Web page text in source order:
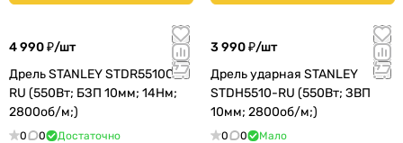
4 990 ₽/шт
Дрель STANLEY STDR5510C-
RU (550Вт; БЗП 10мм; 14Нм;
2800об/м;)
0 0 Достаточно
3 990 ₽/шт
Дрель ударная STANLEY
STDH5510-RU (550Вт; ЗВП
10мм; 2800об/м;)
0 0 Мало